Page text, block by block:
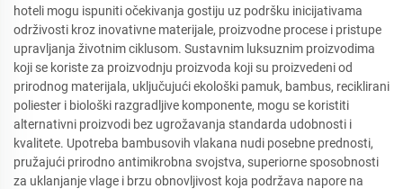
hoteli mogu ispuniti očekivanja gostiju uz podršku inicijativama
održivosti kroz inovativne materijale, proizvodne procese i pristupe
upravljanja životnim ciklusom. Sustavnim luksuznim proizvodima
koji se koriste za proizvodnju proizvoda koji su proizvedeni od
prirodnog materijala, uključujući ekološki pamuk, bambus, reciklirani
poliester i biološki razgradljive komponente, mogu se koristiti
alternativni proizvodi bez ugrožavanja standarda udobnosti i
kvalitete. Upotreba bambusovih vlakana nudi posebne prednosti,
pružajući prirodno antimikrobna svojstva, superiorne sposobnosti
za uklanjanje vlage i brzu obnovljivost koja podržava napore na